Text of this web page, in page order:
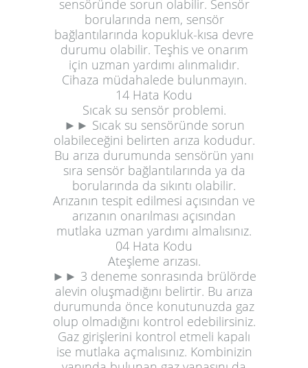
sensöründe sorun olabilir. Sensör
borularında nem, sensör
bağlantılarında kopukluk-kısa devre
durumu olabilir. Teşhis ve onarım
için uzman yardımı alınmalıdır.
Cihaza müdahalede bulunmayın.
14 Hata Kodu
Sıcak su sensör problemi.
►► Sıcak su sensöründe sorun
olabileceğini belirten arıza kodudur.
Bu arıza durumunda sensörün yanı
sıra sensör bağlantılarında ya da
borularında da sıkıntı olabilir.
Arızanın tespit edilmesi açısından ve
arızanın onarılması açısından
mutlaka uzman yardımı almalısınız.
04 Hata Kodu
Ateşleme arızası.
►► 3 deneme sonrasında brülörde
alevin oluşmadığını belirtir. Bu arıza
durumunda önce konutunuzda gaz
olup olmadığını kontrol edebilirsiniz.
Gaz girişlerini kontrol etmeli kapalı
ise mutlaka açmalısınız. Kombinizin